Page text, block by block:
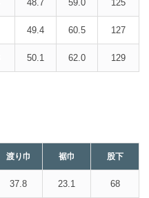
48.7 59.0 125
49.4 60.5 127
50.1 62.0 129
渡り巾 裾巾 股下
37.8 23.1 68